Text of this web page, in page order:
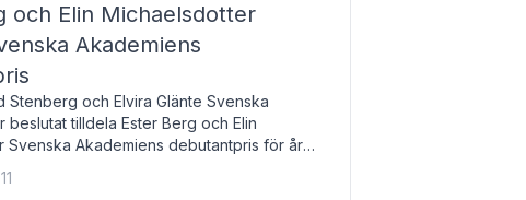
och Elin Michaelsdotter
Akademiens
Stenberg och Elvira Glänte Svenska
beslutat tilldela Ester Berg och Elin
Svenska Akademiens debutantpris för år
och syftar till att lyfta fram
löftesrik